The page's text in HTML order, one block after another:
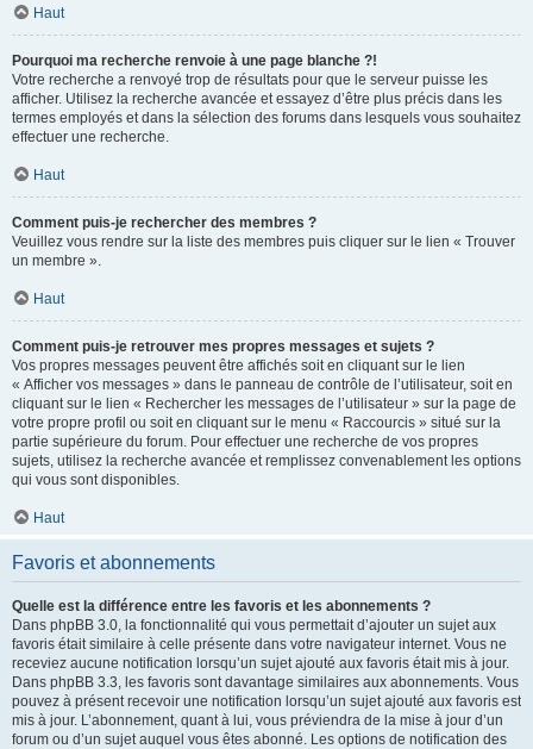
Haut
Pourquoi ma recherche renvoie à une page blanche ?!
Votre recherche a renvoyé trop de résultats pour que le serveur puisse les
afficher. Utilisez la recherche avancée et essayez d’être plus précis dans les
termes employés et dans la sélection des forums dans lesquels vous souhaitez
effectuer une recherche.
Haut
Comment puis-je rechercher des membres ?
Veuillez vous rendre sur la liste des membres puis cliquer sur le lien « Trouver
un membre ».
Haut
Comment puis-je retrouver mes propres messages et sujets ?
Vos propres messages peuvent être affichés soit en cliquant sur le lien
« Afficher vos messages » dans le panneau de contrôle de l’utilisateur, soit en
cliquant sur le lien « Rechercher les messages de l’utilisateur » sur la page de
votre propre profil ou soit en cliquant sur le menu « Raccourcis » situé sur la
partie supérieure du forum. Pour effectuer une recherche de vos propres
sujets, utilisez la recherche avancée et remplissez convenablement les options
qui vous sont disponibles.
Haut
Favoris et abonnements
Quelle est la différence entre les favoris et les abonnements ?
Dans phpBB 3.0, la fonctionnalité qui vous permettait d’ajouter un sujet aux
favoris était similaire à celle présente dans votre navigateur internet. Vous ne
receviez aucune notification lorsqu’un sujet ajouté aux favoris était mis à jour.
Dans phpBB 3.3, les favoris sont davantage similaires aux abonnements. Vous
pouvez à présent recevoir une notification lorsqu’un sujet ajouté aux favoris est
mis à jour. L’abonnement, quant à lui, vous préviendra de la mise à jour d’un
forum ou d’un sujet auquel vous êtes abonné. Les options de notification des